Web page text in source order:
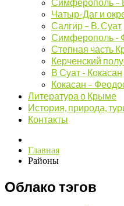
Чатыр-Даг и
Салгир – В. Суат
Симферополь -
Степная часть
Керченский
В Суат - Кокасан
Кокасан –
Литература о Крыме
История, природа,
Контакты
Главная
Районы
Облако тэгов